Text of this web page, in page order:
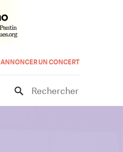
ANNONCER UN CONCERT
Rechercher